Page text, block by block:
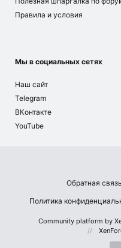
Правила и условия
Мы в социальных сетях
Наш сайт
Telegram
ВКонтакте
YouTube
Обратная связь
Политика
Community platform by